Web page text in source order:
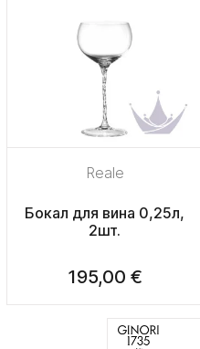
Reale
Бокал для вина 0,25л,
2шт.
195,00 €